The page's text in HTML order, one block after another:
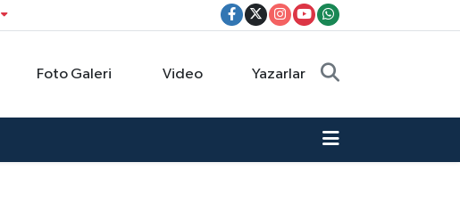
Foto Galeri Video Yazarlar